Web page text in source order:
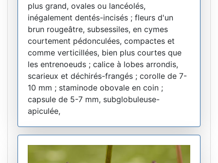
plus grand, ovales ou lancéolés,
inégalement dentés-incisés ; fleurs d'un
brun rougeâtre, subsessiles, en cymes
courtement pédonculées, compactes et
comme verticillées, bien plus courtes que
les entrenoeuds ; calice à lobes arrondis,
scarieux et déchirés-frangés ; corolle de 7-
10 mm ; staminode obovale en coin ;
capsule de 5-7 mm, subglobuleuse-
apiculée,